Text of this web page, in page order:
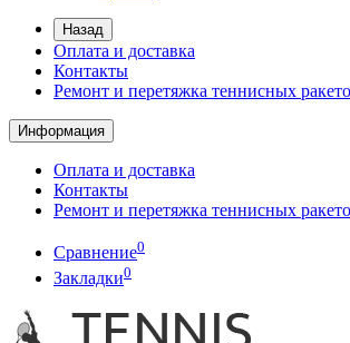
Назад
Оплата и доставка
Контакты
Ремонт и перетяжка теннисных
Информация
Оплата и доставка
Контакты
Ремонт и перетяжка теннисных
Сравнение0
Закладки0